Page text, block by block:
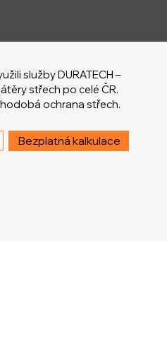
služby DURATECH –
střech po celé ČR.
ochrana střech.
Bezplatná kalkulace